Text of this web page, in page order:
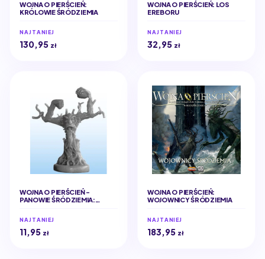
WOJNA O PIERŚCIEŃ:
KRÓLOWIE ŚRÓDZIEMIA
NAJTANIEJ
130,95 zł
WOJNA O PIERŚCIEŃ: LOS
EREBORU
NAJTANIEJ
32,95 zł
WOJNA O PIERŚCIEŃ -
PANOWIE ŚRÓDZIEMIA:
NAJTANIEJ
11,95 zł
WOJNA O PIERŚCIEŃ:
WOJOWNICY ŚRÓDZIEMIA
NAJTANIEJ
183,95 zł